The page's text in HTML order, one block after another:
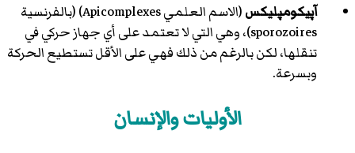
آپيكومپليكس
(الاسم العلمي Apicomplexes) (بالفرنسية
sporozoires)، وهي التي لا تعتمد على أي جهاز حركي في
تنقلها، لكن بالرغم من ذلك فهي على الأقل تستطيع الحركة
وبسرعة.
الأوليات والإنسان